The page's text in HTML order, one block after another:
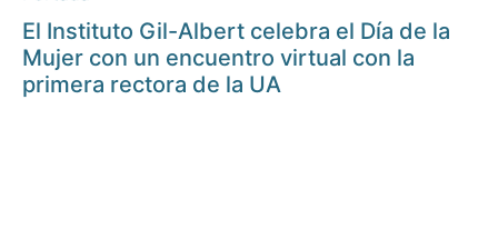
El Instituto Gil-Albert celebra el Día de la
Mujer con un encuentro virtual con la
primera rectora de la UA